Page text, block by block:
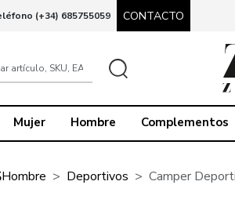
(+34) 685755059 CONTACTO
Mujer Hombre Complementos
Hombre Deportivos Camper